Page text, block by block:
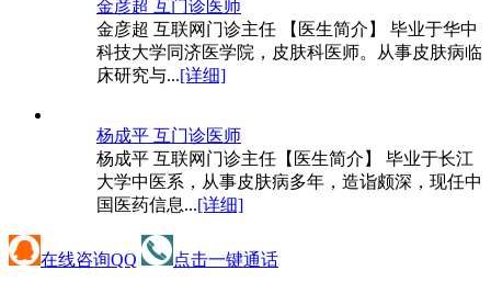
金彦超 互门诊医师
金彦超 互联网门诊主任 【医生简介】 毕业于华中
科技大学同济医学院，皮肤科医师。从事皮肤病临
床研究与...[详细]
杨成平 互门诊医师
杨成平 互联网门诊主任【医生简介】 毕业于长江
大学中医系，从事皮肤病多年，造诣颇深，现任中
国医药信息...[详细]
在线咨询QQ 点击一键通话